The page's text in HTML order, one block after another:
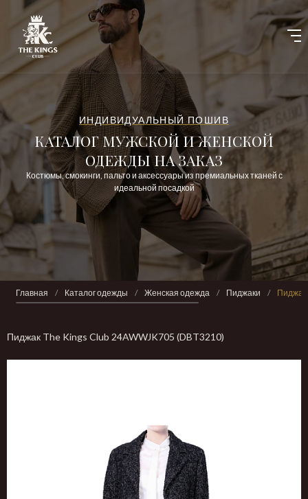
ИНДИВИДУАЛЬНЫЙ ПОШИВ
КАТАЛОГ МУЖСКОЙ И ЖЕНСКОЙ
ОДЕЖДЫ НА ЗАКАЗ
Костюмы, смокинги, пальто и аксессуары из премиальных тканей с
идеальной посадкой
Главная / Каталог одежды / Женская одежда / Пиджаки / Пиджак
Пиджак The Kings Club 24AWWJK705 (DBT3210)